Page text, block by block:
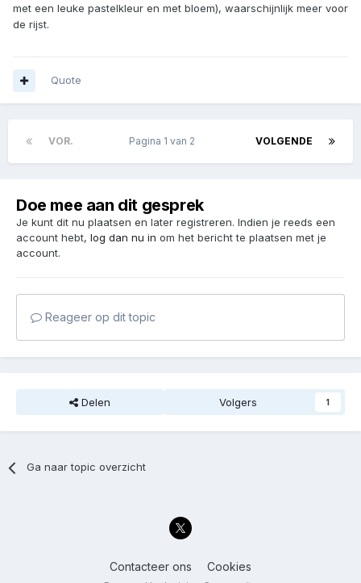
met een leuke pastelkleur en met bloem), waarschijnlijk meer voor
de rijst.
Quote
VOR. VOLGENDE
Pagina 1 van 2
Doe mee aan dit gesprek
Je kunt dit nu plaatsen en later registreren. Indien je reeds een
account hebt, log dan nu in om het bericht te plaatsen met je
account.
Reageer op dit topic
Delen Volgers 1
Ga naar topic overzicht
Contacteer ons Cookies